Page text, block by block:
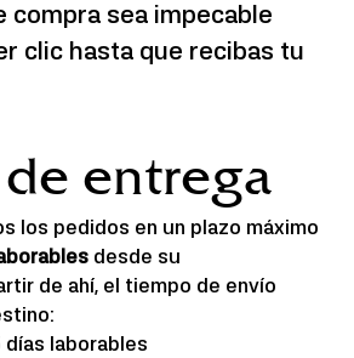
compra sea impecable
clic hasta que recibas tu
entrega
los pedidos en un plazo máximo
desde su
de ahí, el tiempo de envío
días laborables